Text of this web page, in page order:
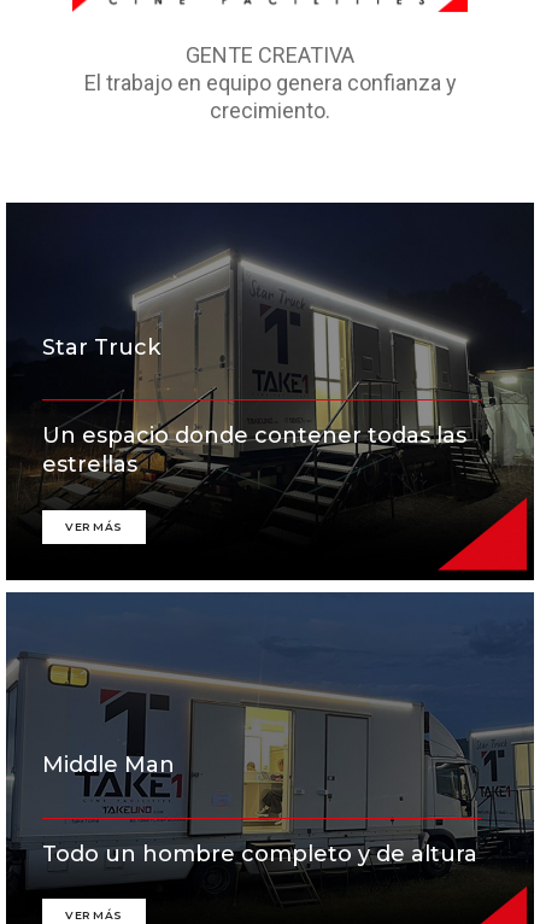
GENTE CREATIVA
El trabajo en equipo genera confianza y
crecimiento.
Star Truck
Un espacio donde contener todas las
estrellas
VER MÁS
Middle Man
Todo un hombre completo y de altura
VER MÁS